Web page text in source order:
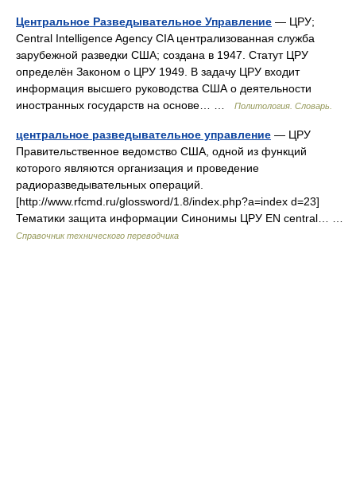
Центральное Разведывательное Управление — ЦРУ;
Central Intelligence Agency CIA централизованная служба
зарубежной разведки США; создана в 1947. Статут ЦРУ
определён Законом о ЦРУ 1949. В задачу ЦРУ входит
информация высшего руководства США о деятельности
иностранных государств на основе… …
Политология. Словарь.
центральное разведывательное управление — ЦРУ
Правительственное ведомство США, одной из функций
которого являются организация и проведение
радиоразведывательных операций.
[http://www.rfcmd.ru/glossword/1.8/index.php?a=index d=23]
Тематики защита информации Синонимы ЦРУ EN central… …
Справочник технического переводчика